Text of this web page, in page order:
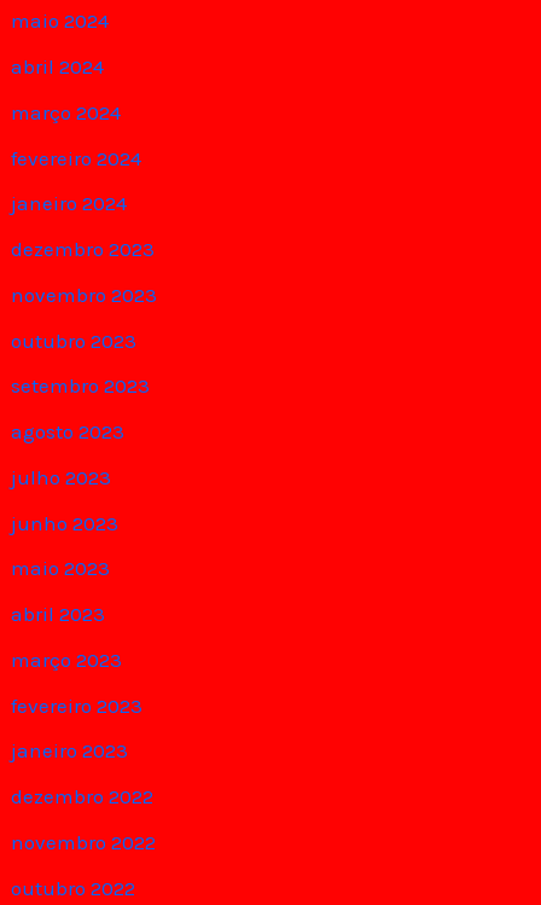
maio 2024
abril 2024
março 2024
fevereiro 2024
janeiro 2024
dezembro 2023
novembro 2023
outubro 2023
setembro 2023
agosto 2023
julho 2023
junho 2023
maio 2023
abril 2023
março 2023
fevereiro 2023
janeiro 2023
dezembro 2022
novembro 2022
outubro 2022